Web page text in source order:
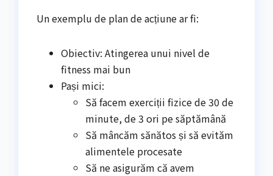
Un exemplu de plan de acțiune ar fi:
Obiectiv: Atingerea unui nivel de
fitness mai bun
Pași mici:
Să facem exerciții fizice de 30 de
minute, de 3 ori pe săptămână
Să mâncăm sănătos și să evităm
alimentele procesate
Să ne asigurăm că avem